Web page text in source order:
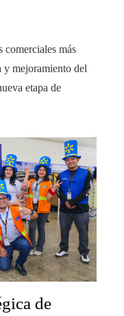
comerciales más
y mejoramiento del
etapa de
de